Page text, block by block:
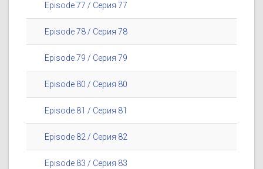
Episode 77 / Серия 77
Episode 78 / Серия 78
Episode 79 / Серия 79
Episode 80 / Серия 80
Episode 81 / Серия 81
Episode 82 / Серия 82
Episode 83 / Серия 83